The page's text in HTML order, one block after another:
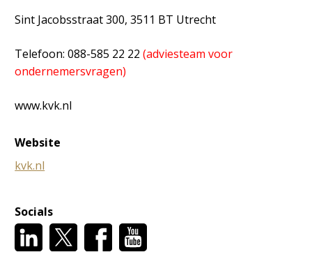
Sint Jacobsstraat 300, 3511 BT Utrecht
Telefoon: 088-585 22 22(adviesteam voor
ondernemersvragen)
www.kvk.nl
Website
kvk.nl
Socials